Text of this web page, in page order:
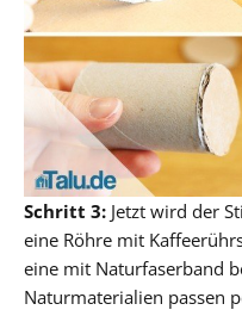
Schritt 3: Jetzt wird der
eine Röhre mit
eine mit Naturfaserband
Naturmaterialien passen